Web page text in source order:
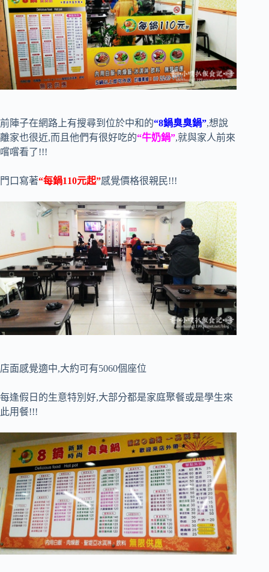
前陣子在網路上有搜尋到位於中和的“8鍋臭臭鍋”,想說
離家也很近,而且他們有很好吃的“牛奶鍋”,就與家人前來
嚐嚐看了!!!
門口寫著“每鍋110元起”感覺價格很親民!!!
店面感覺適中,大約可有5060個座位
每逢假日的生意特別好,大部分都是家庭聚餐或是學生來
此用餐!!!